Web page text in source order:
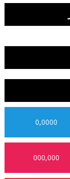
0,0000
000,000